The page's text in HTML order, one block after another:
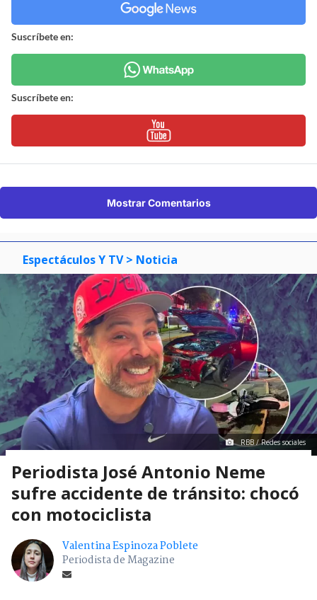
Suscríbete en:
Suscríbete en:
Mostrar Comentarios
Espectáculos Y TV > Noticia
RBB / Redes sociales
Periodista José Antonio Neme
sufre accidente de tránsito: chocó
con motociclista
Valentina Espinoza Poblete
Periodista de Magazine